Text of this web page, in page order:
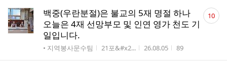
백중(우란분절)은 불교의 5재 명절 하나
오늘은 4재 선망부모 및 인연 영가 천도 기
일입니다.
게시판명
• 지역봉사문수팀 작성자
21포&#x2... 작성시간
26.08.05 조회수
89
댓
글10